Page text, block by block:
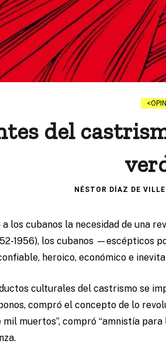
del
NÉSTOR DÍAZ DE
los cubanos la necesidad de una
1956), los cubanos —escépticos
heroico, económico e
culturales del castrismo se
compró el concepto de lo
mil muertos”, compró “amnistía